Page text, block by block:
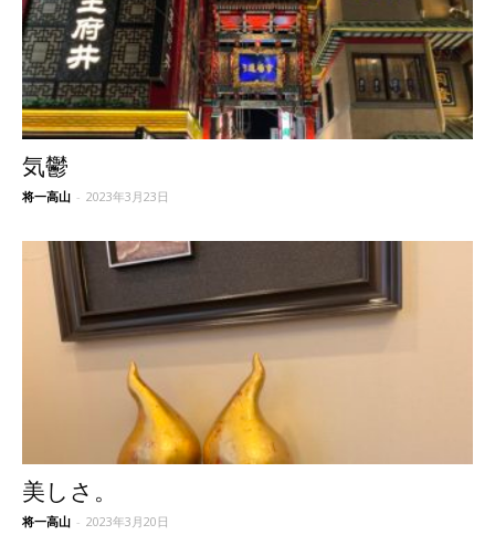
気鬱
将一高山 - 2023年3月23日
美しさ。
将一高山 - 2023年3月20日